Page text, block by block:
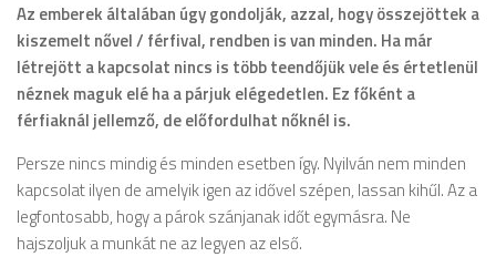
Életmód
Az emberek általában úgy gondolják, azzal, hogy összejöttek a
kiszemelt nővel / férfival, rendben is van minden. Ha már
létrejött a kapcsolat nincs is több teendőjük vele és értetlenül
néznek maguk elé ha a párjuk elégedetlen. Ez főként a
férfiaknál jellemző, de előfordulhat nőknél is.
Persze nincs mindig és minden esetben így. Nyilván nem minden
kapcsolat ilyen de amelyik igen az idővel szépen, lassan kihűl. Az a
legfontosabb, hogy a párok szánjanak időt egymásra. Ne
hajszoljuk a munkát ne az legyen az első.